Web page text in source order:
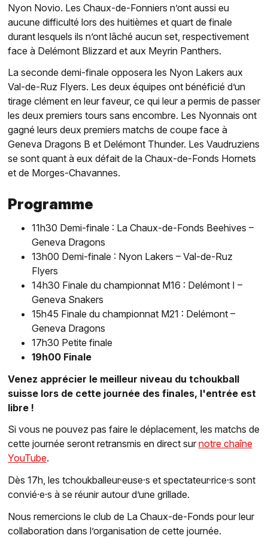
Nyon Novio. Les Chaux-de-Fonniers n’ont aussi eu
aucune difficulté lors des huitièmes et quart de finale
durant lesquels ils n’ont lâché aucun set, respectivement
face à Delémont Blizzard et aux Meyrin Panthers.
La seconde demi-finale opposera les Nyon Lakers aux
Val-de-Ruz Flyers. Les deux équipes ont bénéficié d’un
tirage clément en leur faveur, ce qui leur a permis de passer
les deux premiers tours sans encombre. Les Nyonnais ont
gagné leurs deux premiers matchs de coupe face à
Geneva Dragons B et Delémont Thunder. Les Vaudruziens
se sont quant à eux défait de la Chaux-de-Fonds Hornets
et de Morges-Chavannes.
Programme
11h30 Demi-finale : La Chaux-de-Fonds Beehives –
Geneva Dragons
13h00 Demi-finale : Nyon Lakers – Val-de-Ruz
Flyers
14h30 Finale du championnat M16 : Delémont I –
Geneva Snakers
15h45 Finale du championnat M21 : Delémont –
Geneva Dragons
17h30 Petite finale
19h00 Finale
Venez apprécier le meilleur niveau du tchoukball
suisse lors de cette journée des finales, l'entrée est
libre !
Si vous ne pouvez pas faire le déplacement, les matchs de
cette journée seront retransmis en direct sur notre chaîne
YouTube.
Dès 17h, les tchoukballeur·euse·s et spectateur·rice·s sont
convié·e·s à se réunir autour d’une grillade.
Nous remercions le club de La Chaux-de-Fonds pour leur
collaboration dans l’organisation de cette journée.